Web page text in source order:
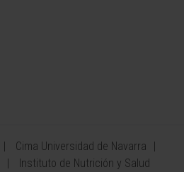
Cima Universidad de Navarra
Instituto de Nutrición y Salud